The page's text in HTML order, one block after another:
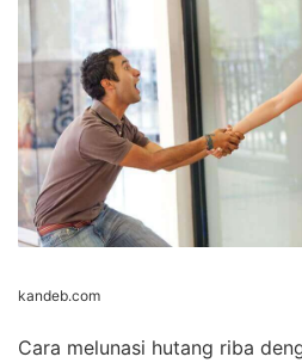
kandeb.com
Cara melunasi hutang riba